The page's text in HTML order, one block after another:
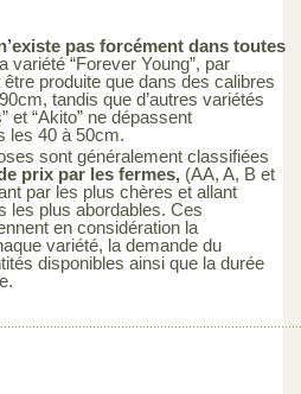
pas forcément dans toutes
variété “Forever Young”, par
produite que dans des calibres
tandis que d’autres variétés
et “Akito” ne dépassent
les 40 à 50cm.
sont généralement classifiées
prix par les fermes, (AA, A, B et
par les plus chères et allant
les plus abordables. Ces
en considération la
variété, la demande du
disponibles ainsi que la durée